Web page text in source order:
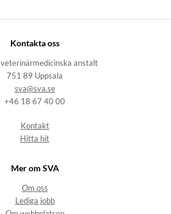
Kontakta oss
anstalt
751 89 Uppsala
sva@sva.se
+46 18 67 40 00
Kontakt
Hitta hit
Mer om SVA
Om oss
Lediga jobb